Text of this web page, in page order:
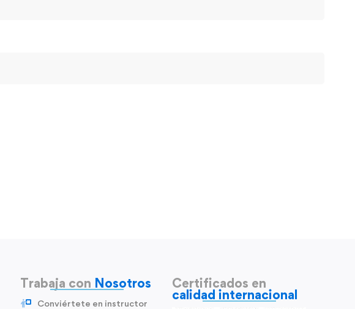
Trabaja con Nosotros
Conviértete en instructor
Certificados en
calidad internacional